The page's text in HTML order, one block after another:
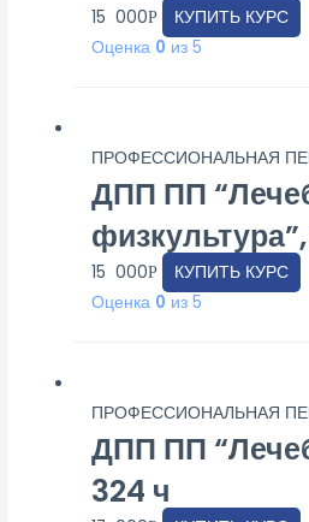
15 000Р
КУПИТЬ КУРС
Оценка 0 из 5
ПРОФЕССИОНАЛЬНАЯ
ДПП ПП
15 000Р
КУПИТЬ КУРС
Оценка 0 из 5
ПРОФЕССИОНАЛЬНАЯ
ДПП ПП
324 ч